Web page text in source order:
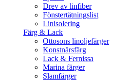
Drev av linfiber
Fönstertätningslist
Linisolering
Färg & Lack
Ottosons linoljefärger
Konstnärsfärg
Lack & Fernissa
Marina färger
Slamfärger